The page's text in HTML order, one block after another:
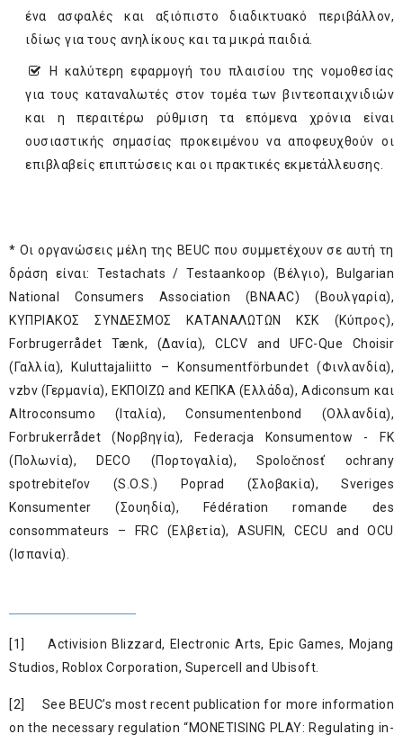
ένα ασφαλές και αξιόπιστο διαδικτυακό περιβάλλον,
ιδίως για τους ανηλίκους και τα μικρά παιδιά.
Η καλύτερη εφαρμογή του πλαισίου της νομοθεσίας
για τους καταναλωτές στον τομέα των βιντεοπαιχνιδιών
και η περαιτέρω ρύθμιση τα επόμενα χρόνια είναι
ουσιαστικής σημασίας προκειμένου να αποφευχθούν οι
επιβλαβείς επιπτώσεις και οι πρακτικές εκμετάλλευσης.
* Οι οργανώσεις μέλη της BEUC που συμμετέχουν σε αυτή τη
δράση είναι: Testachats / Testaankoop (Βέλγιο), Bulgarian
National Consumers Association (BNAAC) (Βουλγαρία),
ΚΥΠΡΙΑΚΟΣ ΣΥΝΔΕΣΜΟΣ ΚΑΤΑΝΑΛΩΤΩΝ ΚΣΚ (Κύπρος),
Forbrugerrådet Tænk, (Δανία), CLCV and UFC-Que Choisir
(Γαλλία), Kuluttajaliitto – Konsumentförbundet (Φινλανδία),
vzbv (Γερμανία), ΕΚΠΟΙΖΩ and ΚΕΠΚΑ (Ελλάδα), Adiconsum και
Altroconsumo (Ιταλία), Consumentenbond (Ολλανδία),
Forbrukerrådet (Νορβηγία), Federacja Konsumentow - FK
(Πολωνία), DECO (Πορτογαλία), Spoločnosť ochrany
spotrebiteľov (S.O.S.) Poprad (Σλοβακία), Sveriges
Konsumenter (Σουηδία), Fédération romande des
consommateurs – FRC (Ελβετία), ASUFIN, CECU and OCU
(Ισπανία).
[1]
Activision Blizzard, Electronic Arts, Epic Games, Mojang
Studios, Roblox Corporation, Supercell and Ubisoft.
[2] See BEUC’s most recent publication for more information
on the necessary regulation “MONETISING PLAY: Regulating in-